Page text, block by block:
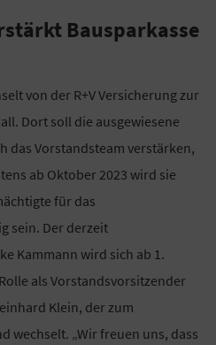
Bausparkasse
von der R+V Versicherung zur
Dort soll die ausgewiesene
das Vorstandsteam verstärken,
ab Oktober 2023 wird sie
für das
sein. Der derzeit
Kammann wird sich ab 1.
als Vorstandsvorsitzender
Klein, der zum
wechselt. „Wir freuen uns, dass